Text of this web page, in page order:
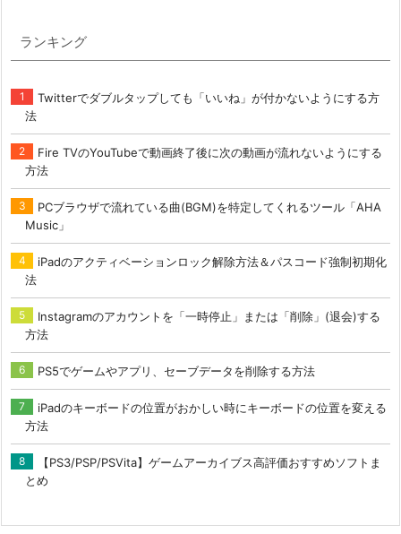
ランキング
Twitterでダブルタップしても「いいね」が付かないようにする方
法
Fire TVのYouTubeで動画終了後に次の動画が流れないようにする
方法
PCブラウザで流れている曲(BGM)を特定してくれるツール「AHA
Music」
iPadのアクティベーションロック解除方法＆パスコード強制初期化
法
Instagramのアカウントを「一時停止」または「削除」(退会)する
方法
PS5でゲームやアプリ、セーブデータを削除する方法
iPadのキーボードの位置がおかしい時にキーボードの位置を変える
方法
【PS3/PSP/PSVita】ゲームアーカイブス高評価おすすめソフトま
とめ